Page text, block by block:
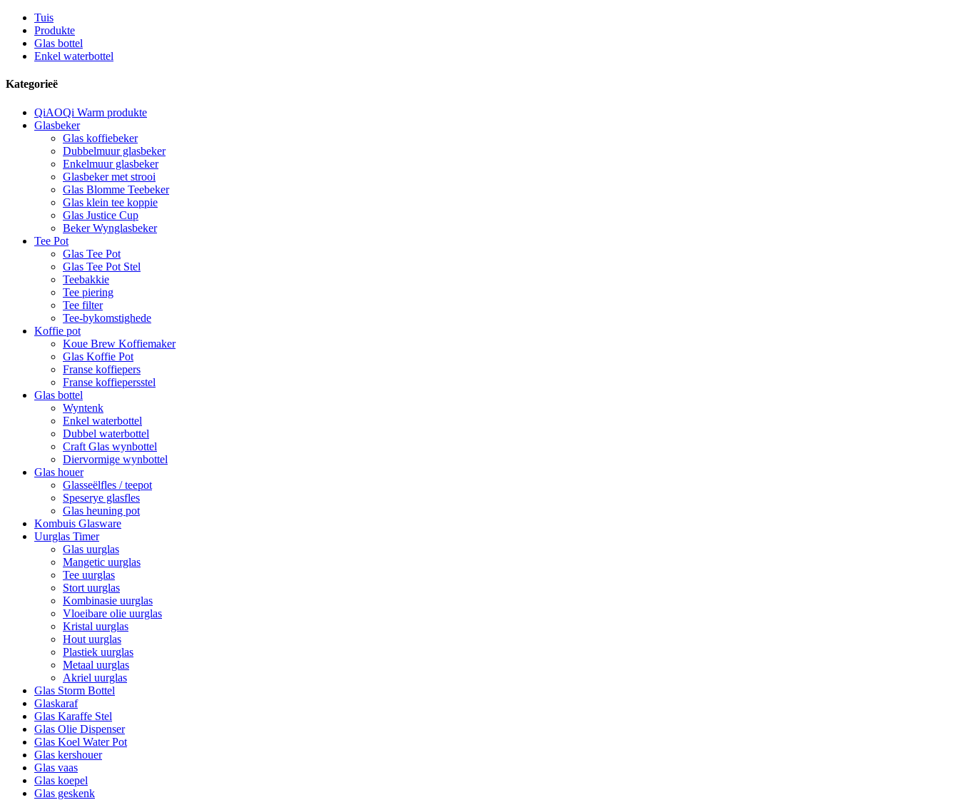
Tuis
Produkte
Glas bottel
Enkel waterbottel
Kategorieë
QiAOQi Warm produkte
Glasbeker
Glas koffiebeker
Dubbelmuur glasbeker
Enkelmuur glasbeker
Glasbeker met strooi
Glas Blomme Teebeker
Glas klein tee koppie
Glas Justice Cup
Beker Wynglasbeker
Tee Pot
Glas Tee Pot
Glas Tee Pot Stel
Teebakkie
Tee piering
Tee filter
Tee-bykomstighede
Koffie pot
Koue Brew Koffiemaker
Glas Koffie Pot
Franse koffiepers
Franse koffiepersstel
Glas bottel
Wyntenk
Enkel waterbottel
Dubbel waterbottel
Craft Glas wynbottel
Diervormige wynbottel
Glas houer
Glasseëlfles / teepot
Speserye glasfles
Glas heuning pot
Kombuis Glasware
Uurglas Timer
Glas uurglas
Mangetic uurglas
Tee uurglas
Stort uurglas
Kombinasie uurglas
Vloeibare olie uurglas
Kristal uurglas
Hout uurglas
Plastiek uurglas
Metaal uurglas
Akriel uurglas
Glas Storm Bottel
Glaskaraf
Glas Karaffe Stel
Glas Olie Dispenser
Glas Koel Water Pot
Glas kershouer
Glas vaas
Glas koepel
Glas geskenk